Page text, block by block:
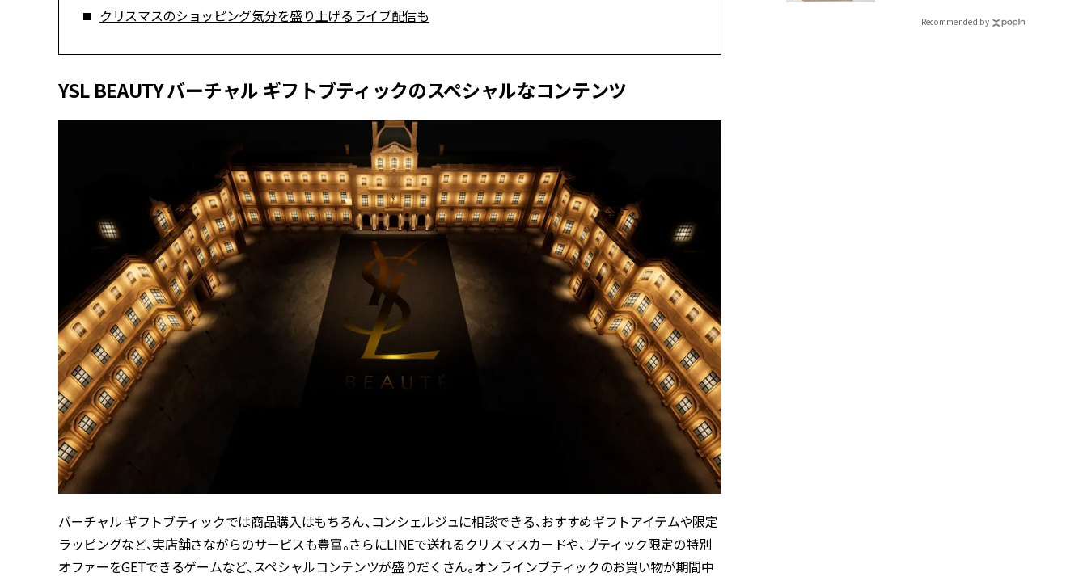
クリスマスのショッピング気分を盛り上げるライブ配信も
YSL BEAUTY バーチャル ギフトブティックのスペシャルなコンテンツ
バーチャル ギフトブティックでは商品購入はもちろん、コンシェルジュに相談できる、おすすめギフトアイテムや限定
ラッピングなど、実店舗さながらのサービスも豊富。さらにLINEで送れるクリスマスカードや、ブティック限定の特別
オファーをGETできるゲームなど、スペシャルコンテンツが盛りだくさん。オンラインブティックのお買い物が期間中
Recommended by